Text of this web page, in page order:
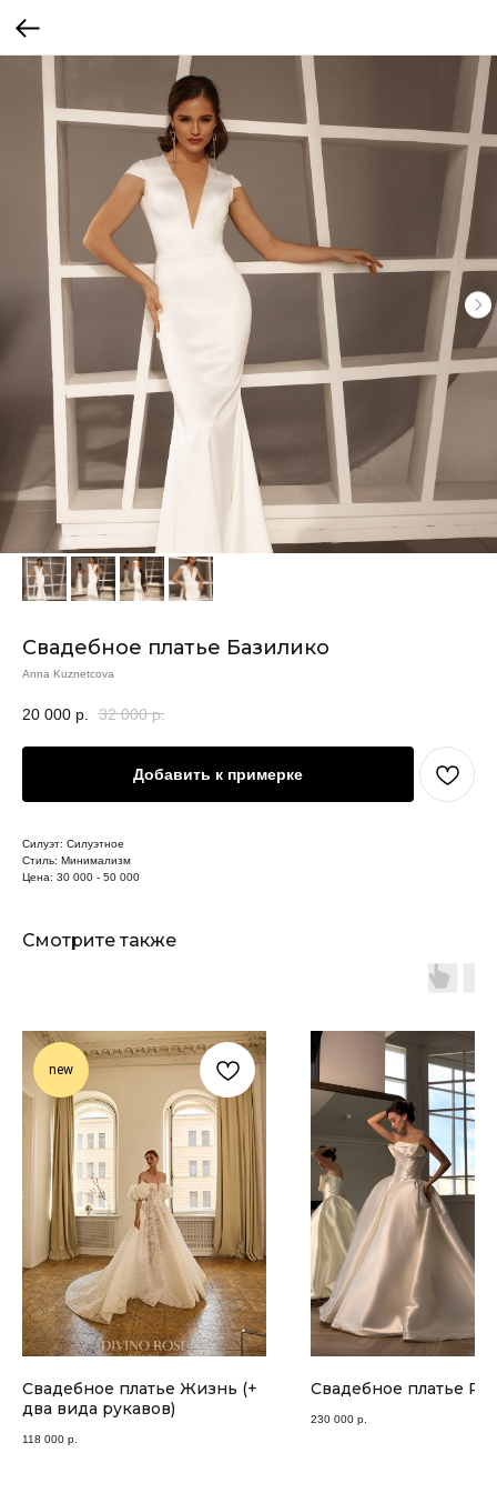
Свадебное платье Базилико
Anna Kuznetcova
20 000 р. 32 000 р.
Добавить к примерке
Силуэт: Силуэтное
Стиль: Минимализм
Цена: 30 000 - 50 000
Смотрите также
new
Свадебное платье Жизнь (+
два вида рукавов)
118 000 р.
Свадебное платье
230 000 р.